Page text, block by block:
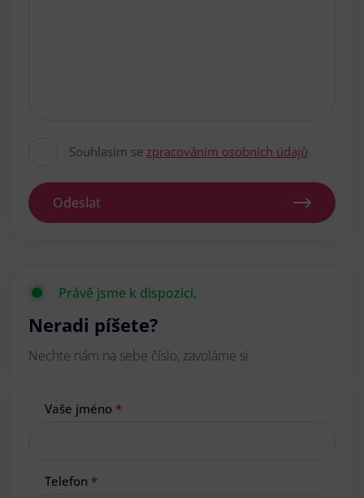
Souhlasím se zpracováním osobních údajů
Odeslat
Právě jsme k dispozici.
Neradi píšete?
Nechte nám na sebe číslo, zavoláme si.
Vaše jméno *
Telefon *